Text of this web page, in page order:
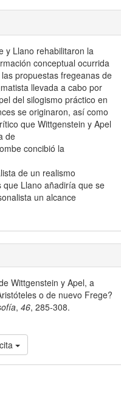
y Llano rehabilitaron la
conceptual ocurrida
propuestas fregeanas de
llevada a cabo por
del silogismo práctico en
se originaron, así como
que Wittgenstein y Apel
de
concibió la
de un realismo
Llano añadiría que se
un alcance
Wittgenstein y Apel, a
o de nuevo Frege?
,46, 285-308.